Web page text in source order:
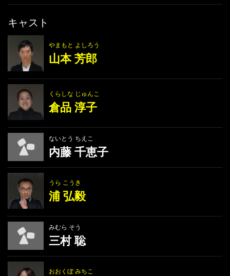
キャスト
やまもと よしろう
山本 芳郎
くらしな じゅんこ
倉品 淳子
ないとう ちえこ
内藤 千恵子
うら こうき
浦 弘毅
みむら そう
三村 聡
おおくぼ みちこ